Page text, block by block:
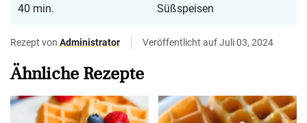
40 min.
Süßspeisen
Rezept von Administrator Veröffentlicht auf Juli 03, 2024
Ähnliche Rezepte